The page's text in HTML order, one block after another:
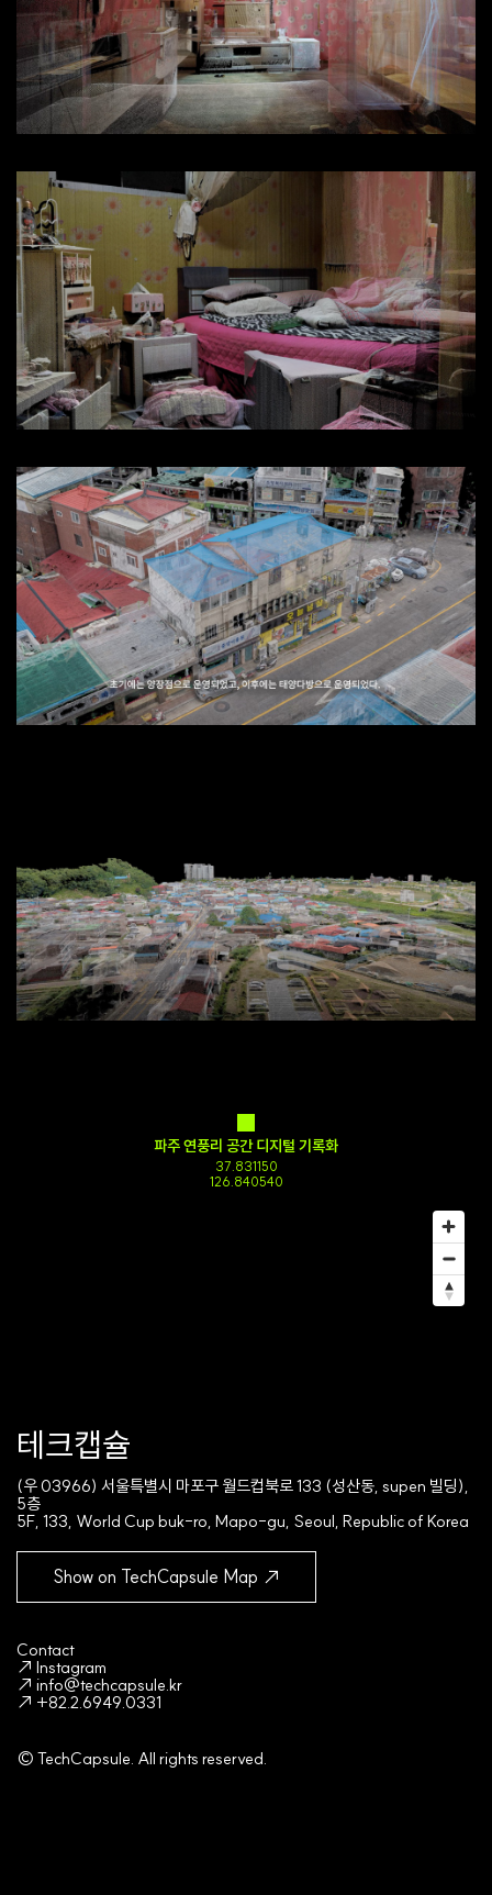
파주 연풍리 공간 디지털 기록화
37.831150
126.840540
테크캡슐
(우 03966) 서울특별시 마포구 월드컵북로 133 (성산동, supen 빌딩),
5층
5F, 133, World Cup buk-ro, Mapo-gu, Seoul, Republic of Korea
Show on TechCapsule Map ↗
Contact
↗ Instagram
↗ info@techcapsule.kr
↗ +82.2.6949.0331
© TechCapsule. All rights reserved.